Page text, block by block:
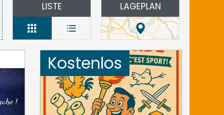
LISTE LAGEPLAN
Kostenlos